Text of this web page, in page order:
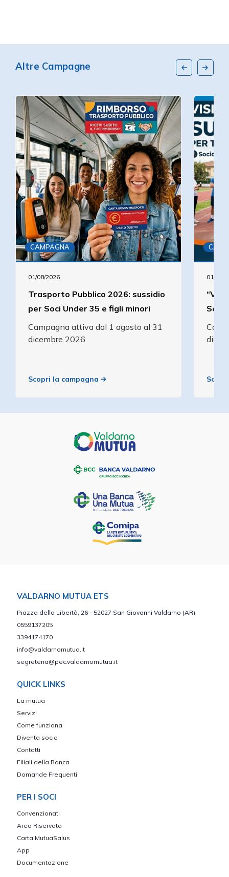
Altre Campagne
CAMPAGNA
01/08/2026
Trasporto Pubblico 2026: sussidio
per Soci Under 35 e figli minori
Campagna attiva dal 1 agosto al 31
dicembre 2026
Scopri la campagna
01/08/
Soci
VALDARNO MUTUA ETS
Piazza della Libertà, 26 - 52027 San Giovanni Valdarno (AR)
0559137205
3394174170
info@valdarnomutua.it
segreteria@pec.valdarnomutua.it
QUICK LINKS
La mutua
Servizi
Come funziona
Diventa socio
Contatti
Filiali della Banca
Domande Frequenti
PER I SOCI
Convenzionati
Area Riservata
Carta MutuaSalus
App
Documentazione